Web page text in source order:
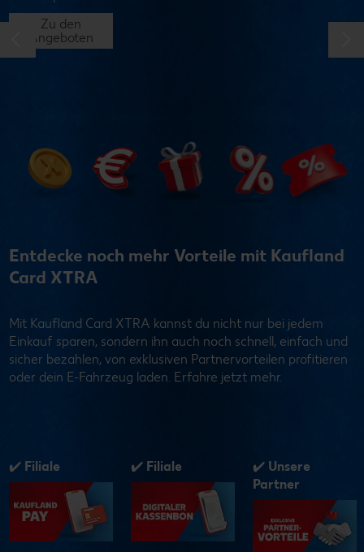
Entdecke noch mehr Vorteile mit Kaufland
Card XTRA
Mit Kaufland Card XTRA kannst du nicht nur bei jedem
Einkauf sparen, sondern ihn auch noch schnell, einfach und
sicher bezahlen, von exklusiven Partnervorteilen profitieren
oder dein E-Fahrzeug laden. Erfahre jetzt mehr.
✓ Unsere
Partner
✓ Filiale ✓ Filiale